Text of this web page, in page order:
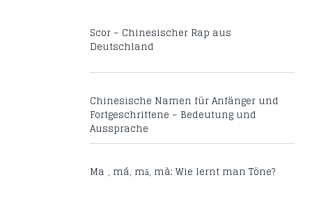
Scor – Chinesischer Rap aus
Deutschland
Chinesische Namen für Anfänger und
Fortgeschrittene – Bedeutung und
Aussprache
Mā, má, mǎ, mà: Wie lernt man Töne?